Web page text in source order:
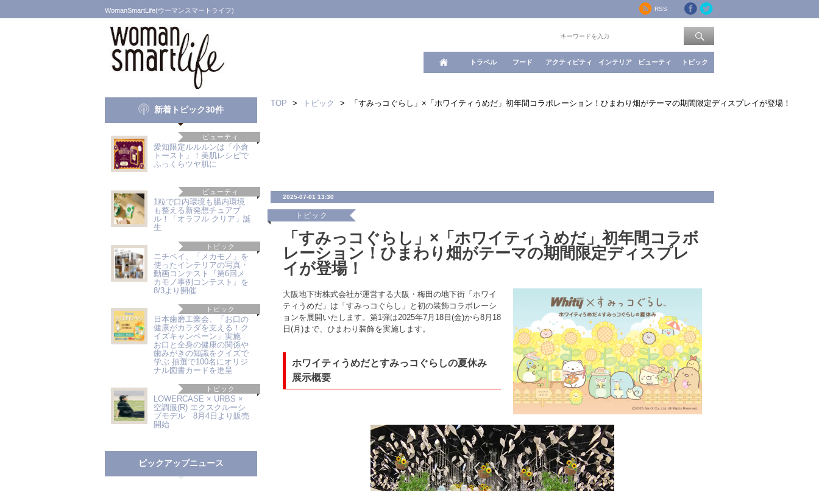
WomanSmartLife(ウーマンスマートライフ) RSS
トラベル フード アクティビティ インテリア ビューティ トピック
新着トピック30件
ビューティ
愛知限定ルルルンは「小倉
トースト」！美肌レシピで
ふっくらツヤ肌に
ビューティ
1粒で口内環境も腸内環境
も整える新発想チュアブ
ル！「オラフル クリア」誕
生
トピック
ニチベイ、「メカモノ」を
使ったインテリアの写真・
動画コンテスト『第6回メ
カモノ事例コンテスト』を
8/3より開催
トピック
日本歯磨工業会、「お口の
健康がカラダを支える！ク
イズキャンペーン」実施
お口と全身の健康の関係や
歯みがきの知識をクイズで
学ぶ 抽選で100名にオリジ
ナル図書カードを進呈
トピック
LOWERCASE × URBS ×
空調服(R) エクスクルーシ
ブモデル 8月4日より販売
開始
ピックアップニュース
TOP > トピック > 「すみっコぐらし」×「ホワイティうめだ」初年間コラボレーション！ひまわり畑がテーマの期間限定ディスプレイが登場！
2025-07-01 13:30
トピック
「すみっコぐらし」×「ホワイティうめだ」初年間コラボ
レーション！ひまわり畑がテーマの期間限定ディスプレ
イが登場！
大阪地下街株式会社が運営する大阪・梅田の地下街「ホワイ
ティうめだ」は「すみっコぐらし」と初の装飾コラボレーシ
ョンを展開いたします。第1弾は2025年7月18日(金)から8月18
日(月)まで、ひまわり装飾を実施します。
ホワイティうめだとすみっコぐらしの夏休み
展示概要